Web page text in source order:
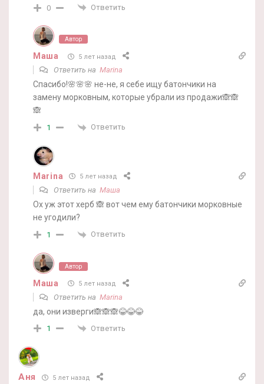
0 Ответить
Автор
Маша 5 лет назад
Ответить на Marina
Спасибо!🌸🌸🌸 не-не, я себе ищу батончики на
замену морковным, которые убрали из продажи🙈🙈
🙈
1 Ответить
Marina 5 лет назад
Ответить на Маша
Ох уж этот херб 🙈 вот чем ему батончики морковные
не угодили?
1 Ответить
Автор
Маша 5 лет назад
Ответить на Marina
да, они изверги🙈🙈🙈😂😂😂
1 Ответить
Аня 5 лет назад